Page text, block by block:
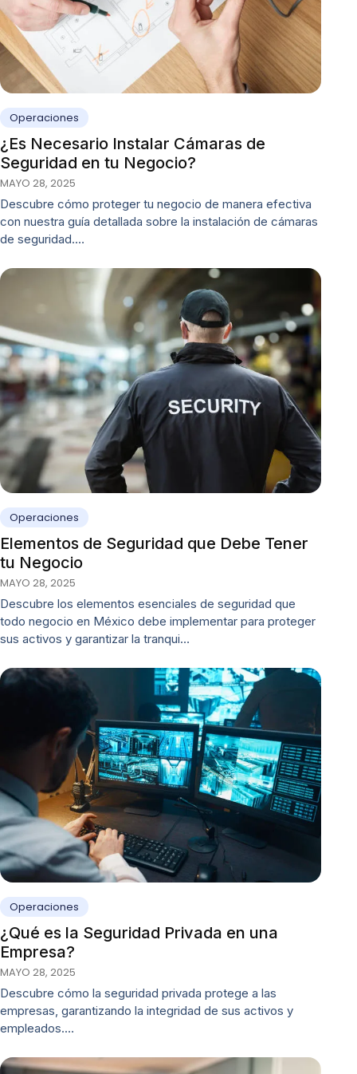
Operaciones
¿Es Necesario Instalar Cámaras de
Seguridad en tu Negocio?
MAYO 28, 2025
Descubre cómo proteger tu negocio de manera efectiva
con nuestra guía detallada sobre la instalación de cámaras
de seguridad.…
Operaciones
Elementos de Seguridad que Debe Tener
tu Negocio
MAYO 28, 2025
Descubre los elementos esenciales de seguridad que
todo negocio en México debe implementar para proteger
sus activos y garantizar la tranqui…
Operaciones
¿Qué es la Seguridad Privada en una
Empresa?
MAYO 28, 2025
Descubre cómo la seguridad privada protege a las
empresas, garantizando la integridad de sus activos y
empleados.…